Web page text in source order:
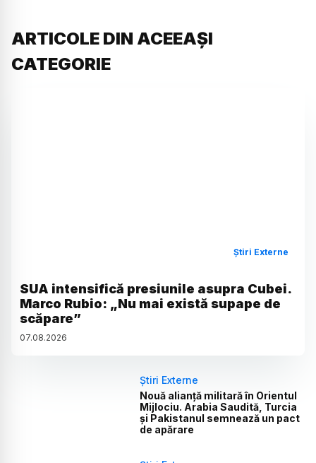
ARTICOLE DIN ACEEAȘI
CATEGORIE
Știri Externe
SUA intensifică presiunile asupra Cubei.
Marco Rubio: „Nu mai există supape de
scăpare”
07.08.2026
Știri Externe
Nouă alianță militară în Orientul
Mijlociu. Arabia Saudită, Turcia
și Pakistanul semnează un pact
de apărare